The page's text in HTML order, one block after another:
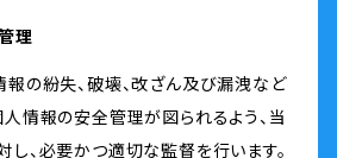
理
報の紛失、破壊、改ざん及び漏洩など
人情報の安全管理が図られるよう、当
し、必要かつ適切な監督を行います。